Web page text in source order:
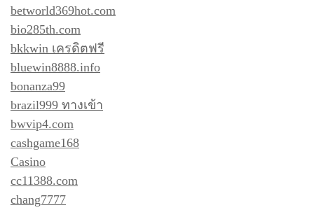
betworld369hot.com
bio285th.com
bkkwin เครดิตฟรี
bluewin8888.info
bonanza99
brazil999 ทางเข้า
bwvip4.com
cashgame168
Casino
cc11388.com
chang7777